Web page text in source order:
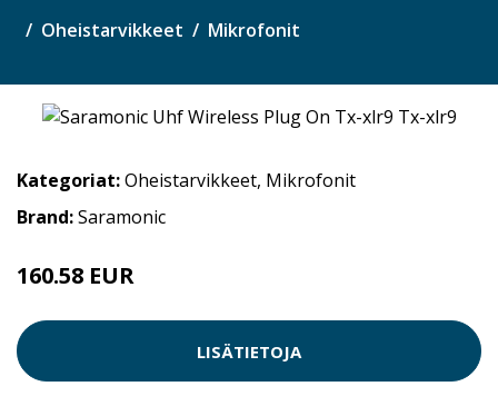
Oheistarvikkeet Mikrofonit
Kategoriat:Oheistarvikkeet, Mikrofonit
Brand:Saramonic
160.58 EUR
LISÄTIETOJA